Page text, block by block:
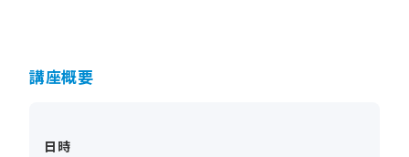
講座概要
日時